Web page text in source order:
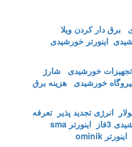
برق دار کردن ویلا
اینورتر خورشیدی
خورشیدی
شارژ
خورشیدی
هزینه برق
انرژی تجدید پذیر تعرفه
3فاز
اینورتر sma
اینورتر ominik